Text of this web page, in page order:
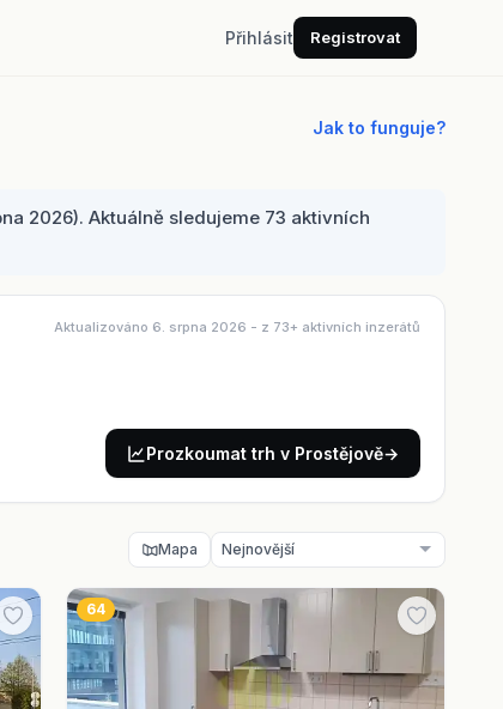
Přihlásit Registrovat
Jak to funguje?
2026). Aktuálně sledujeme 73 aktivních
Aktualizováno 6. srpna 2026 - z 73+ aktivních inzerátů
Prozkoumat trh v Prostějově→
Mapa
64